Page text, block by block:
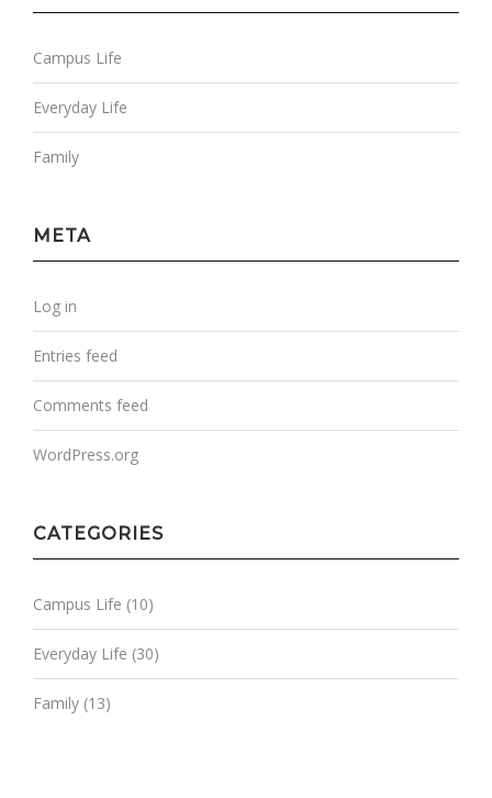
Campus Life
Everyday Life
Family
META
Log in
Entries feed
Comments feed
WordPress.org
CATEGORIES
Campus Life (10)
Everyday Life (30)
Family (13)